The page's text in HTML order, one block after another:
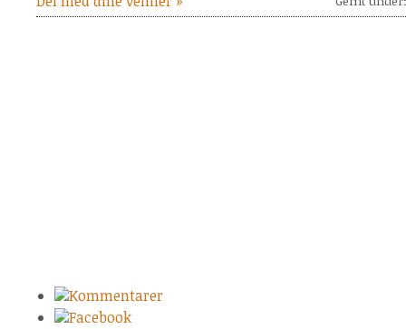
Kommentarer
Facebook